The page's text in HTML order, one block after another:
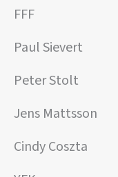
FFF
Paul Sievert
Peter Stolt
Jens Mattsson
Cindy Coszta